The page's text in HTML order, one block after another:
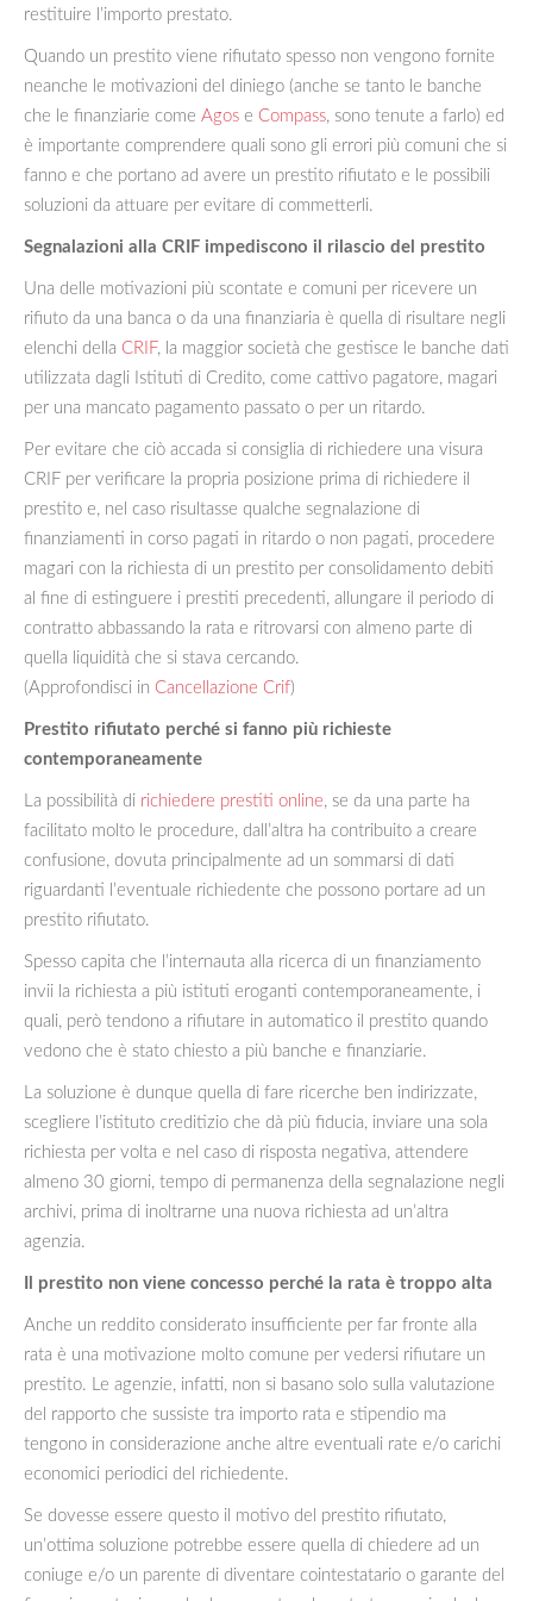
restituire l’importo prestato.
Quando un prestito viene rifiutato spesso non vengono fornite
neanche le motivazioni del diniego (anche se tanto le banche
che le finanziarie come Agos e Compass, sono tenute a farlo) ed
è importante comprendere quali sono gli errori più comuni che si
fanno e che portano ad avere un prestito rifiutato e le possibili
soluzioni da attuare per evitare di commetterli.
Segnalazioni alla CRIF impediscono il rilascio del prestito
Una delle motivazioni più scontate e comuni per ricevere un
rifiuto da una banca o da una finanziaria è quella di risultare negli
elenchi della CRIF, la maggior società che gestisce le banche dati
utilizzata dagli Istituti di Credito, come cattivo pagatore, magari
per una mancato pagamento passato o per un ritardo.
Per evitare che ciò accada si consiglia di richiedere una visura
CRIF per verificare la propria posizione prima di richiedere il
prestito e, nel caso risultasse qualche segnalazione di
finanziamenti in corso pagati in ritardo o non pagati, procedere
magari con la richiesta di un prestito per consolidamento debiti
al fine di estinguere i prestiti precedenti, allungare il periodo di
contratto abbassando la rata e ritrovarsi con almeno parte di
quella liquidità che si stava cercando.
(Approfondisci in Cancellazione Crif)
Prestito rifiutato perché si fanno più richieste
contemporaneamente
La possibilità di richiedere prestiti online, se da una parte ha
facilitato molto le procedure, dall’altra ha contribuito a creare
confusione, dovuta principalmente ad un sommarsi di dati
riguardanti l’eventuale richiedente che possono portare ad un
prestito rifiutato.
Spesso capita che l’internauta alla ricerca di un finanziamento
invii la richiesta a più istituti eroganti contemporaneamente, i
quali, però tendono a rifiutare in automatico il prestito quando
vedono che è stato chiesto a più banche e finanziarie.
La soluzione è dunque quella di fare ricerche ben indirizzate,
scegliere l’istituto creditizio che dà più fiducia, inviare una sola
richiesta per volta e nel caso di risposta negativa, attendere
almeno 30 giorni, tempo di permanenza della segnalazione negli
archivi, prima di inoltrarne una nuova richiesta ad un’altra
agenzia.
Il prestito non viene concesso perché la rata è troppo alta
Anche un reddito considerato insufficiente per far fronte alla
rata è una motivazione molto comune per vedersi rifiutare un
prestito. Le agenzie, infatti, non si basano solo sulla valutazione
del rapporto che sussiste tra importo rata e stipendio ma
tengono in considerazione anche altre eventuali rate e/o carichi
economici periodici del richiedente.
Se dovesse essere questo il motivo del prestito rifiutato,
un’ottima soluzione potrebbe essere quella di chiedere ad un
coniuge e/o un parente di diventare cointestatario o garante del